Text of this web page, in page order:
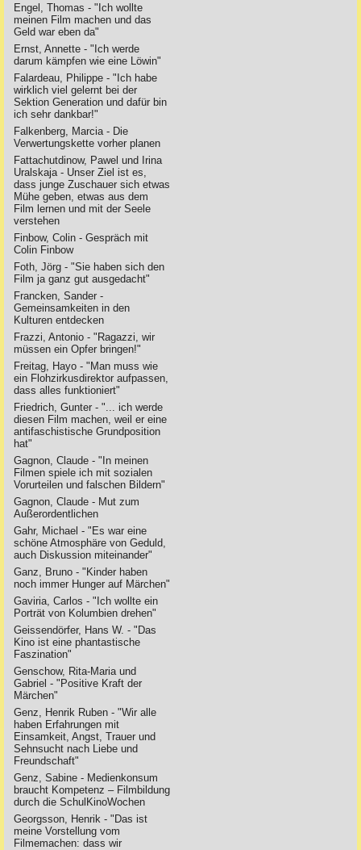
Engel, Thomas - "Ich wollte
meinen Film machen und das
Geld war eben da"
Ernst, Annette - "Ich werde
darum kämpfen wie eine Löwin"
Falardeau, Philippe - "Ich habe
wirklich viel gelernt bei der
Sektion Generation und dafür bin
ich sehr dankbar!"
Falkenberg, Marcia - Die
Verwertungskette vorher planen
Fattachutdinow, Pawel und Irina
Uralskaja - Unser Ziel ist es,
dass junge Zuschauer sich etwas
Mühe geben, etwas aus dem
Film lernen und mit der Seele
verstehen
Finbow, Colin - Gespräch mit
Colin Finbow
Foth, Jörg - "Sie haben sich den
Film ja ganz gut ausgedacht"
Francken, Sander -
Gemeinsamkeiten in den
Kulturen entdecken
Frazzi, Antonio - "Ragazzi, wir
müssen ein Opfer bringen!"
Freitag, Hayo - "Man muss wie
ein Flohzirkusdirektor aufpassen,
dass alles funktioniert"
Friedrich, Gunter - "... ich werde
diesen Film machen, weil er eine
antifaschistische Grundposition
hat"
Gagnon, Claude - "In meinen
Filmen spiele ich mit sozialen
Vorurteilen und falschen Bildern"
Gagnon, Claude - Mut zum
Außerordentlichen
Gahr, Michael - "Es war eine
schöne Atmosphäre von Geduld,
auch Diskussion miteinander"
Ganz, Bruno - "Kinder haben
noch immer Hunger auf Märchen"
Gaviria, Carlos - "Ich wollte ein
Porträt von Kolumbien drehen"
Geissendörfer, Hans W. - "Das
Kino ist eine phantastische
Faszination"
Genschow, Rita-Maria und
Gabriel - "Positive Kraft der
Märchen"
Genz, Henrik Ruben - "Wir alle
haben Erfahrungen mit
Einsamkeit, Angst, Trauer und
Sehnsucht nach Liebe und
Freundschaft"
Genz, Sabine - Medienkonsum
braucht Kompetenz – Filmbildung
durch die SchulKinoWochen
Georgsson, Henrik - "Das ist
meine Vorstellung vom
Filmemachen: dass wir